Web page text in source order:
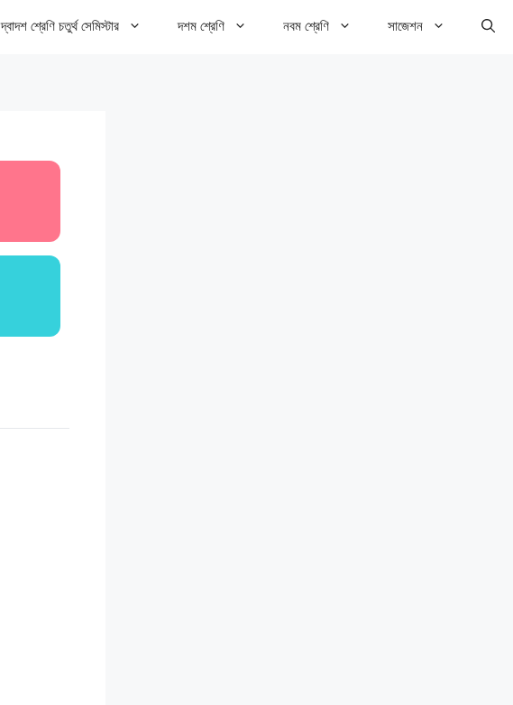
দ্বাদশ শ্রেণি চতুর্থ সেমিস্টার দশম শ্রেণি নবম শ্রেণি সাজেশন